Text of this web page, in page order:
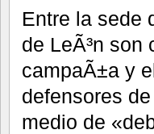
Entre la sede
de LeÃ³n son
campaÃ±a y
defensores
medio de